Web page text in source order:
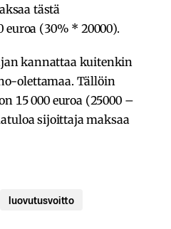
tästä
euroa (30% * 20000).
kannattaa kuitenkin
olettamaa. Tällöin
15 000 euroa (25000 –
sijoittaja maksaa
luovutusvoitto